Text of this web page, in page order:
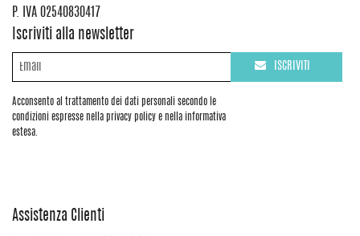
P. IVA 02540830417
Iscriviti alla newsletter
Acconsento al trattamento dei dati personali secondo le
condizioni espresse nella privacy policy e nella informativa
estesa.
ISCRIVITI
Assistenza Clienti